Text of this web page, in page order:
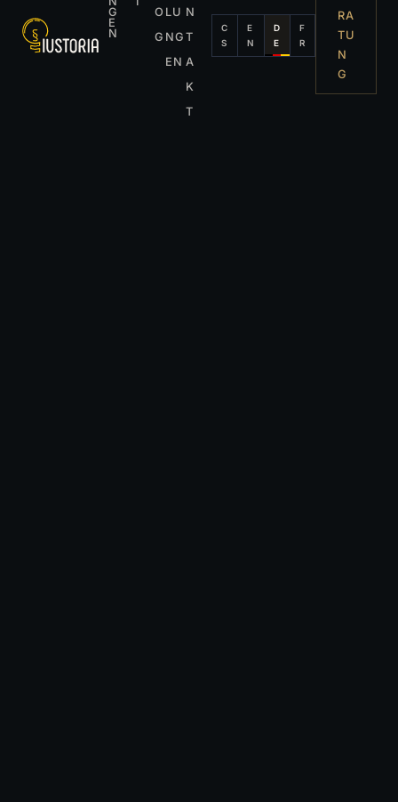
G
E
N
O
G
LU
NG
EN
N
T
A
K
T
C
S
E
N
D
E
F
R
RA
TU
N
G